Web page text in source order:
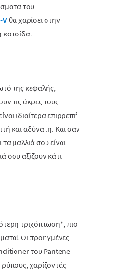
του
Vθα χαρίσει στην
κοτσίδα!
της κεφαλής,
τις άκρες τους
ιδιαίτερα επιρρεπή
και αδύνατη. Και σαν
μαλλιά σου είναι
σου αξίζουν κάτι
τριχόπτωση*, πιο
Οι προηγμένες
του Pantene
χαρίζοντάς